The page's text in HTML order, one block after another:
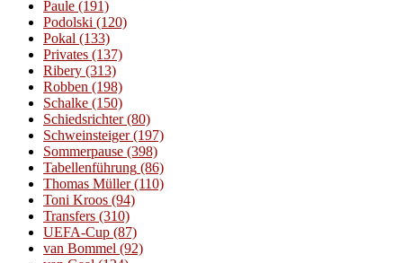
Paule (191)
Podolski (120)
Pokal (133)
Privates (137)
Ribery (313)
Robben (198)
Schalke (150)
Schiedsrichter(80)
Schweinsteiger(197)
Sommerpause (398)
Tabellenführung (86)
Thomas Müller(110)
Toni Kroos (94)
Transfers (310)
UEFA-Cup (87)
van Bommel (92)